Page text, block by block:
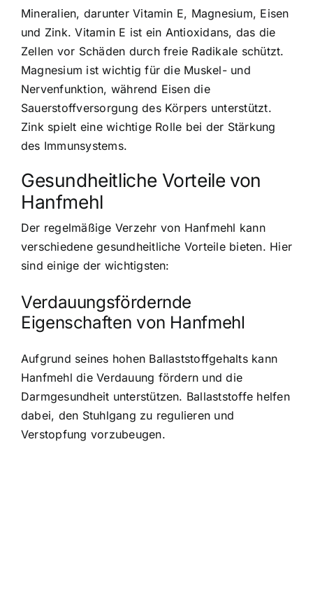
Mineralien, darunter Vitamin E, Magnesium, Eisen
und Zink. Vitamin E ist ein Antioxidans, das die
Zellen vor Schäden durch freie Radikale schützt.
Magnesium ist wichtig für die Muskel- und
Nervenfunktion, während Eisen die
Sauerstoffversorgung des Körpers unterstützt.
Zink spielt eine wichtige Rolle bei der Stärkung
des Immunsystems.
Gesundheitliche Vorteile von
Hanfmehl
Der regelmäßige Verzehr von Hanfmehl kann
verschiedene gesundheitliche Vorteile bieten. Hier
sind einige der wichtigsten:
Verdauungsfördernde
Eigenschaften von Hanfmehl
Aufgrund seines hohen Ballaststoffgehalts kann
Hanfmehl die Verdauung fördern und die
Darmgesundheit unterstützen. Ballaststoffe helfen
dabei, den Stuhlgang zu regulieren und
Verstopfung vorzubeugen.